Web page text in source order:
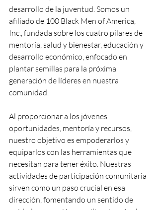
desarrollo de la juventud. Somos un
afiliado de 100 Black Men of America,
Inc., fundada sobre los cuatro pilares de
mentoría, salud y bienestar, educación y
desarrollo económico, enfocado en
plantar semillas para la próxima
generación de líderes en nuestra
comunidad.
Al proporcionar a los jóvenes
oportunidades, mentoría y recursos,
nuestro objetivo es empoderarlos y
equiparlos con las herramientas que
necesitan para tener éxito. Nuestras
actividades de participación comunitaria
sirven como un paso crucial en esa
dirección, fomentando un sentido de